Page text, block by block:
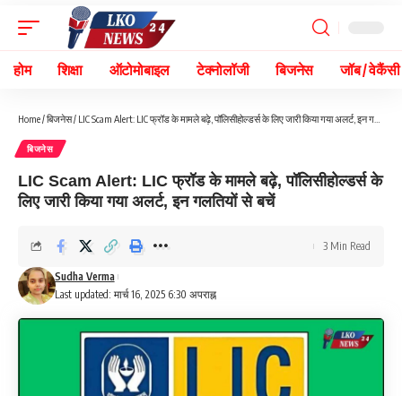
होम शिक्षा ऑटोमोबाइल टेक्नोलॉजी बिजनेस जॉब / वेकैंसी
Home/बिजनेस/ LIC Scam Alert: LIC फ्रॉड के मामले बढ़े, पॉलिसीहोल्डर्स के लिए जारी किया गया अलर्ट, इन गलतियों से बचें
बिजनेस
LIC Scam Alert: LIC फ्रॉड के मामले बढ़े, पॉलिसीहोल्डर्स के
लिए जारी किया गया अलर्ट, इन गलतियों से बचें
Last updated: मार्च 16, 2025 6:30 अपराह्न
Sudha Verma
3 Min Read